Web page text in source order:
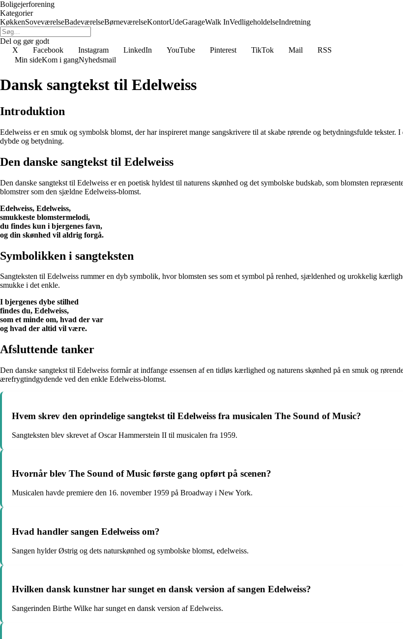
Boligejerforening
Kategorier
KøkkenSoveværelseBadeværelseBørneværelseKontorUdeGarageWalk InVedligeholdelseIndretning
Del og gør godt
X
Facebook Instagram LinkedIn YouTube Pinterest TikTok Mail
RSS
Min sideKom i gangNyhedsmail
Dansk sangtekst til Edelweiss
Introduktion
Edelweiss er en smuk og symbolsk blomst, der har inspireret mange sangskrivere til at skabe rørende og betydningsfulde
dybde og betydning.
Den danske sangtekst til Edelweiss
Den danske sangtekst til Edelweiss er en poetisk hyldest til naturens skønhed og det symbolske budskab, som blomsten
blomstrer som den sjældne Edelweiss-blomst.
Edelweiss, Edelweiss,
smukkeste blomstermelodi,
du findes kun i bjergenes favn,
og din skønhed vil aldrig forgå.
Symbolikken i sangteksten
Sangteksten til Edelweiss rummer en dyb symbolik, hvor blomsten ses som et symbol på renhed, sjældenhed og urokkelig
smukke i det enkle.
I bjergenes dybe stilhed
findes du, Edelweiss,
som et minde om, hvad der var
og hvad der altid vil være.
Afsluttende tanker
Den danske sangtekst til Edelweiss formår at indfange essensen af en tidløs kærlighed og naturens skønhed på en smuk og
ærefrygtindgydende ved den enkle Edelweiss-blomst.
Hvem skrev den oprindelige sangtekst til Edelweiss fra musicalen The Sound of Music?
Sangteksten blev skrevet af Oscar Hammerstein II til musicalen fra 1959.
Hvornår blev The Sound of Music første gang opført på scenen?
Musicalen havde premiere den 16. november 1959 på Broadway i New York.
Hvad handler sangen Edelweiss om?
Sangen hylder Østrig og dets naturskønhed og symbolske blomst, edelweiss.
Hvilken dansk kunstner har sunget en dansk version af sangen Edelweiss?
Sangerinden Birthe Wilke har sunget en dansk version af Edelweiss.